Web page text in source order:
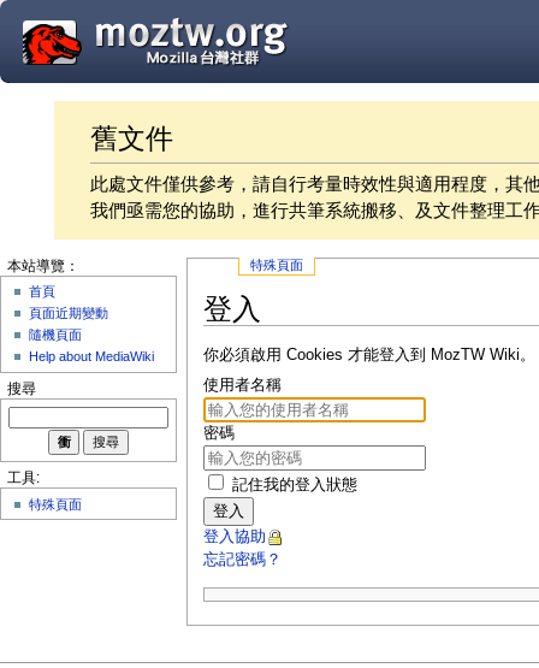
舊文件
此處文件僅供參考，請自行考量時效性與適用程度，其
我們亟需您的協助，進行共筆系統搬移、及文件整理工
特殊頁面
登入
你必須啟用 Cookies 才能登入到 MozTW Wiki。
使用者名稱
密碼
記住我的登入狀態
登入
登入協助
忘記密碼？
本站導覽：
首頁
頁面近期變動
隨機頁面
Help about MediaWiki
搜尋
工具:
特殊頁面